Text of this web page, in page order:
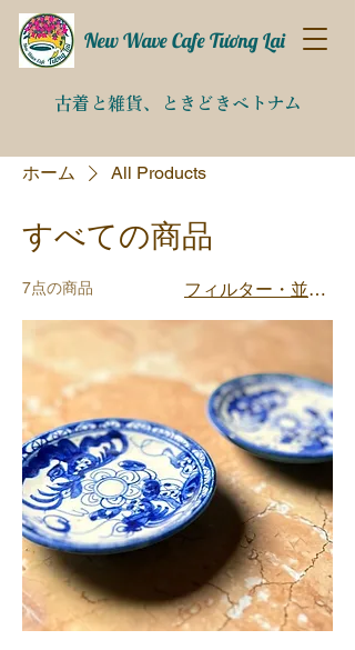
New Wave Cafe Tương Lai
古着と雑貨、 ​ときどきベトナム​
ホーム All Products
すべての商品
7点の商品 フィルター・並び替え